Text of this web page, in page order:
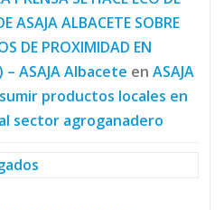
ASAJA ALBACETE SOBRE
DE PROXIMIDAD EN
– ASAJA Albacete en ASAJA
productos locales en
sector agroganadero